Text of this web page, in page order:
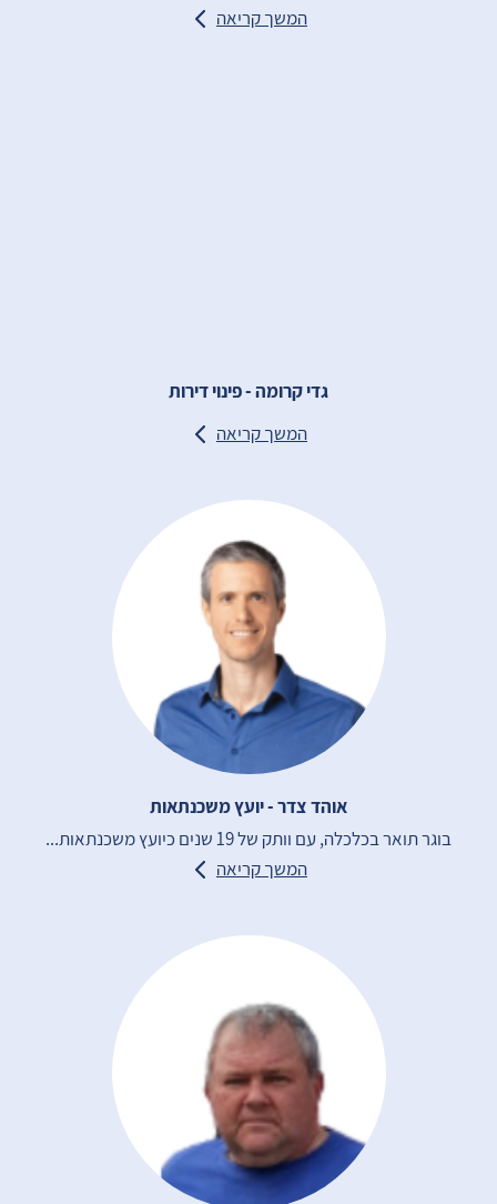
המשך קריאה
גדי קרומה - פינוי דירות
המשך קריאה
אוהד צדר - יועץ משכנתאות
בוגר תואר בכלכלה, עם וותק של 19 שנים כיועץ משכנתאות...
המשך קריאה